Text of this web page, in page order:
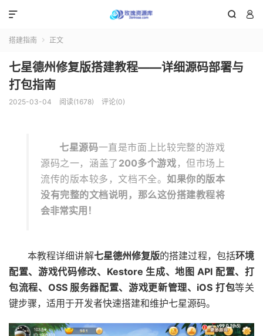
 

搭建指南  正文
七星德州修复版搭建教程——详细源码部署与
打包指南
2025-03-04 阅读(1678) 评论(0)
七星源码一直是市面上比较完整的游戏
源码之一，涵盖了 200多个游戏 ，但市场上
流传的版本较多，文档不全。如果你的版本
没有完整的文档说明，那么这份搭建教程将
会非常实用！
本教程详细讲解七星德州修复版的搭建过程，包括环境
配置、游戏代码修改、Kestore 生成、地图 API 配置、打
包流程、OSS 服务器配置、游戏更新管理、iOS 打包等关
键步骤，适用于开发者快速搭建和维护七星源码。